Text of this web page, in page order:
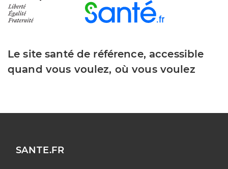
Le site santé de référence, accessible
quand vous voulez, où vous voulez
SANTE.FR